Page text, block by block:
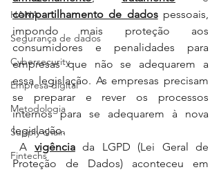
HANA
Segurança de dados
Cybersecurity
Empresa digital
Metodologia
Supply chain
Fintechs
compartilhamento de dados pessoais,
impondo mais proteção aos
consumidores e penalidades para
empresas que não se adequarem a
essa legislação. As empresas precisam
se preparar e rever os processos
internos para se adequarem à nova
legislação.
A vigência da LGPD (Lei Geral de
Proteção de Dados)